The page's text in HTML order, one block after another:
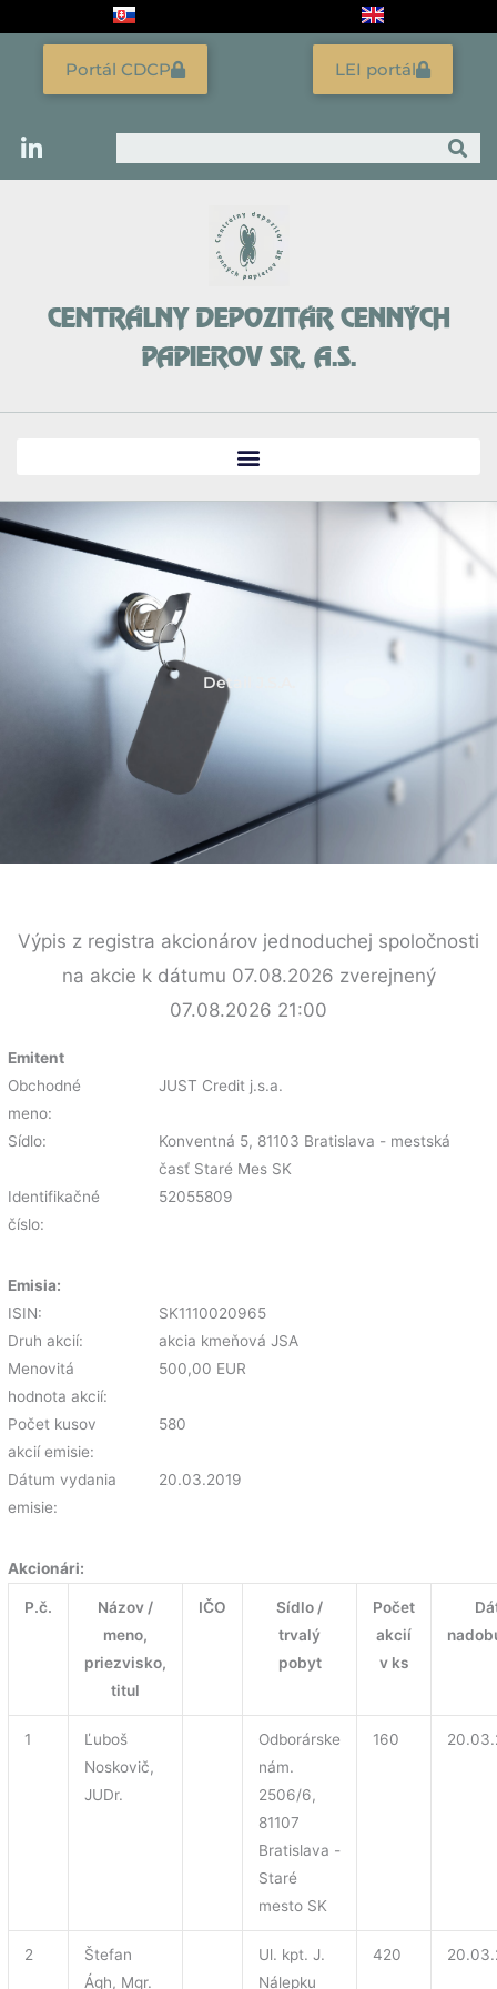
Vyhľadať
LEI portál
Portál CDCP
CENTRÁLNY DEPOZITÁR CENNÝCH
PAPIEROV SR, A.S.
Detail J.S.A.
Výpis z registra akcionárov jednoduchej spoločnosti
na akcie k dátumu 07.08.2026 zverejnený
07.08.2026 21:00
Emitent
Obchodné
meno:
JUST Credit j.s.a.
Sídlo:
Konventná 5, 81103 Bratislava - mestská
časť Staré Mes SK
Identifikačné
číslo:
52055809
Emisia:
ISIN:
SK1110020965
Druh akcií:
akcia kmeňová JSA
Menovitá
hodnota akcií:
500,00 EUR
Počet kusov
akcií emisie:
580
Dátum vydania
emisie:
20.03.2019
Akcionári:
P.č.
Názov /
meno,
priezvisko,
titul
IČO
Sídlo /
trvalý
pobyt
Počet
akcií
v ks
1
Ľuboš
Noskovič,
JUDr.
Odborárske
nám.
2506/6,
81107
Bratislava -
Staré
mesto SK
160
2
Štefan
Ágh, Mgr.
Ul. kpt. J.
Nálepku
420